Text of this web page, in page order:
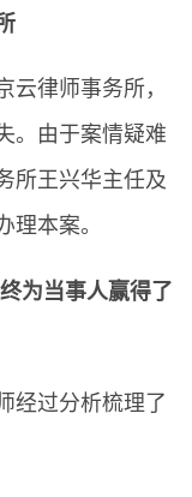
云律师事务所，
。由于案情疑难
所王兴华主任及
理本案。
为当事人赢得了
经过分析梳理了